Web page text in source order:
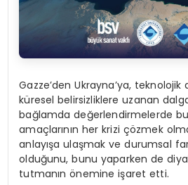
Gazze’den Ukrayna’ya,
küresel belirsizliklere uzanan
bağlamda değerlendirmelerde
amaçlarının her krizi çözmek
anlayışa ulaşmak ve durumsal
olduğunu, bunu yaparken de
tutmanın önemine işaret etti.